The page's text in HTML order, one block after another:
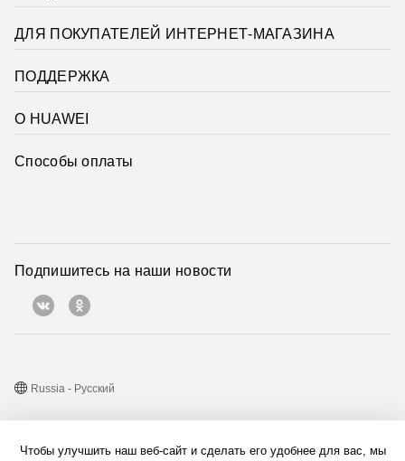
Чтобы улучшить наш веб-сайт и сделать его удобнее для вас, мы
ДЛЯ ПОКУПАТЕЛЕЙ ИНТЕРНЕТ-МАГАЗИНА
ПОДДЕРЖКА
О HUAWEI
Способы оплаты
Подпишитесь на наши новости
Условия использования веб-сайта
Russia - Pусский